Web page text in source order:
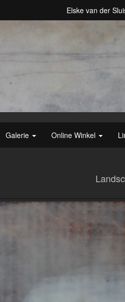
Elske van der
Galerie Online Winkel